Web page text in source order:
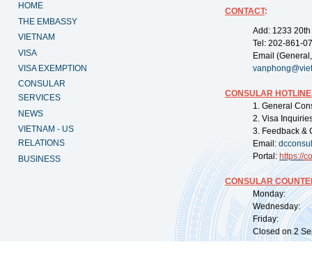
HOME
THE EMBASSY
VIETNAM
VISA
VISA EXEMPTION
CONSULAR
SERVICES
NEWS
VIETNAM - US
RELATIONS
BUSINESS
CONTACT:
Add: 1233
Tel: 202-861-
Email
CONSULAR
1. General
2. Visa
3. Feedback &
Email:
Portal: https://
CONSULAR
Monday:
Wednesday:
Friday:
Closed on 2